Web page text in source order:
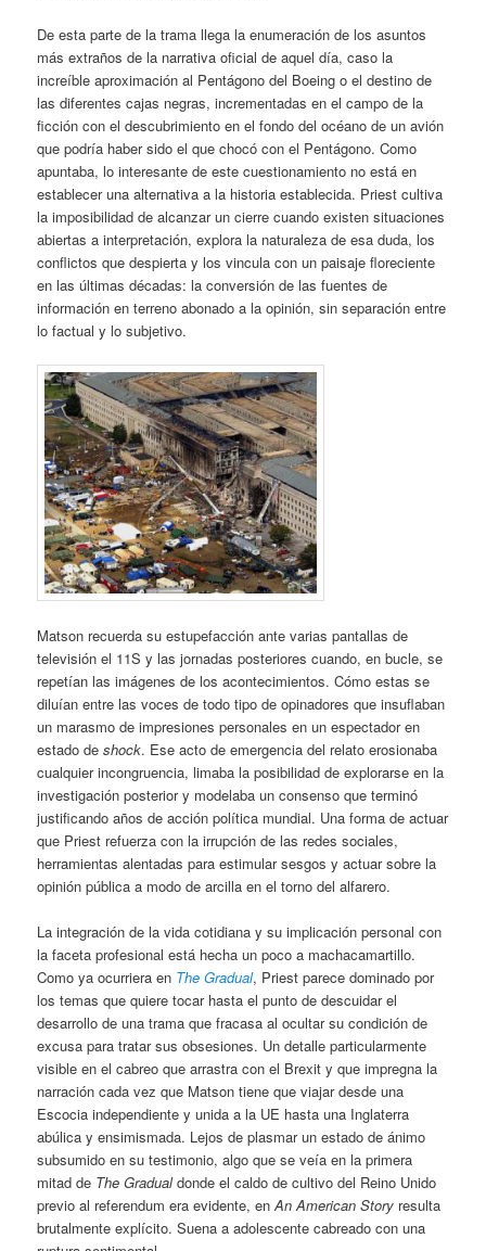
De esta parte de la trama llega la enumeración de los asuntos
más extraños de la narrativa oficial de aquel día, caso la
increíble aproximación al Pentágono del Boeing o el destino de
las diferentes cajas negras, incrementadas en el campo de la
ficción con el descubrimiento en el fondo del océano de un avión
que podría haber sido el que chocó con el Pentágono. Como
apuntaba, lo interesante de este cuestionamiento no está en
establecer una alternativa a la historia establecida. Priest cultiva
la imposibilidad de alcanzar un cierre cuando existen situaciones
abiertas a interpretación, explora la naturaleza de esa duda, los
conflictos que despierta y los vincula con un paisaje floreciente
en las últimas décadas: la conversión de las fuentes de
información en terreno abonado a la opinión, sin separación entre
lo factual y lo subjetivo.
Matson recuerda su estupefacción ante varias pantallas de
televisión el 11S y las jornadas posteriores cuando, en bucle, se
repetían las imágenes de los acontecimientos. Cómo estas se
diluían entre las voces de todo tipo de opinadores que insuflaban
un marasmo de impresiones personales en un espectador en
estado deshock. Ese acto de emergencia del relato erosionaba
cualquier incongruencia, limaba la posibilidad de explorarse en la
investigación posterior y modelaba un consenso que terminó
justificando años de acción política mundial. Una forma de actuar
que Priest refuerza con la irrupción de las redes sociales,
herramientas alentadas para estimular sesgos y actuar sobre la
opinión pública a modo de arcilla en el torno del alfarero.
La integración de la vida cotidiana y su implicación personal con
la faceta profesional está hecha un poco a machacamartillo.
Como ya ocurriera en The Gradual, Priest parece dominado por
los temas que quiere tocar hasta el punto de descuidar el
desarrollo de una trama que fracasa al ocultar su condición de
excusa para tratar sus obsesiones. Un detalle particularmente
visible en el cabreo que arrastra con el Brexit y que impregna la
narración cada vez que Matson tiene que viajar desde una
Escocia independiente y unida a la UE hasta una Inglaterra
abúlica y ensimismada. Lejos de plasmar un estado de ánimo
subsumido en su testimonio, algo que se veía en la primera
mitad de The Gradualdonde el caldo de cultivo del Reino Unido
previo al referendum era evidente, enAn American Story resulta
brutalmente explícito. Suena a adolescente cabreado con una